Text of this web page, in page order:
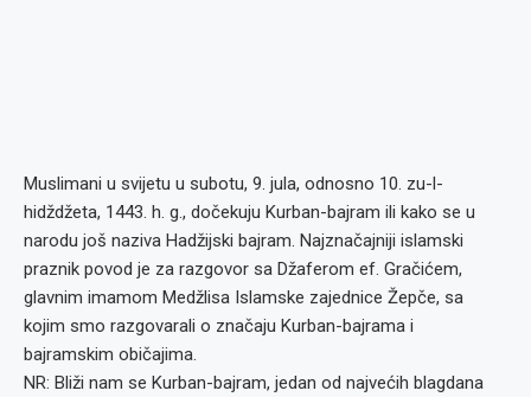
Muslimani u svijetu u subotu, 9. jula, odnosno 10. zu-l-
hidždžeta, 1443. h. g., dočekuju Kurban-bajram ili kako se u
narodu još naziva Hadžijski bajram. Najznačajniji islamski
praznik povod je za razgovor sa Džaferom ef. Gračićem,
glavnim imamom Medžlisa Islamske zajednice Žepče, sa
kojim smo razgovarali o značaju Kurban-bajrama i
bajramskim običajima.
NR: Bliži nam se Kurban-bajram, jedan od najvećih blagdana